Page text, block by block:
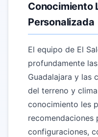
Conocimiento
Personalizada
El equipo de El
profundamente
Guadalajara y las
del terreno y
conocimiento les
recomendaciones
configuraciones,